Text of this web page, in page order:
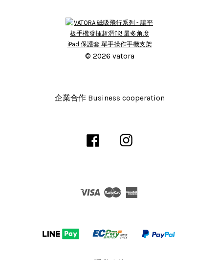
© 2026 vatora
企業合作 Business cooperation
Facebook
Visa Master